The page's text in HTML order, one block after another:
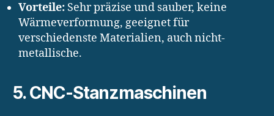
Vorteile: Sehr präzise und sauber, keine
Wärmeverformung, geeignet für
verschiedenste Materialien, auch nicht-
metallische.
5.CNC-Stanzmaschinen